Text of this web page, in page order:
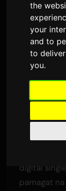
the
your
and to
to
you.
Kanta
Si Shihori,
songwriter
digital
pamagat